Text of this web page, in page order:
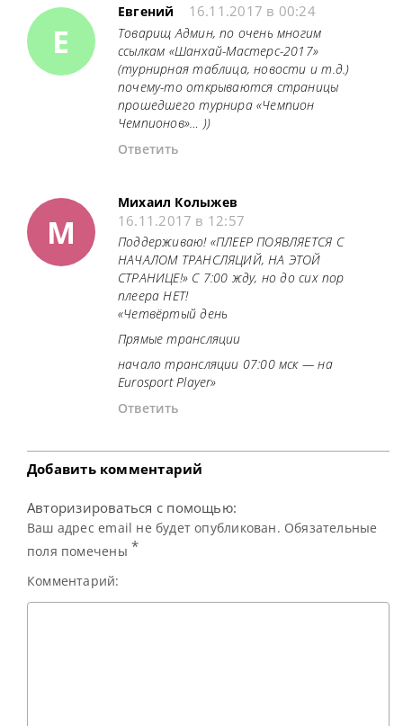
Е
Евгений 16.11.2017 в 00:24
Товарищ Админ, по очень многим
ссылкам «Шанхай-Мастерс-2017»
(турнирная таблица, новости и т.д.)
почему-то открываются страницы
прошедшего турнира «Чемпион
Чемпионов»… ))
Ответить
М
Михаил Колыжев
16.11.2017 в 12:57
Поддерживаю! «ПЛЕЕР ПОЯВЛЯЕТСЯ С
НАЧАЛОМ ТРАНСЛЯЦИЙ, НА ЭТОЙ
СТРАНИЦЕ!» С 7:00 жду, но до сих пор
плеера НЕТ!
«Четвёртый день
Прямые трансляции
начало трансляции 07:00 мск — на
Eurosport Player»
Ответить
Добавить комментарий
Авторизироваться с помощью:
Ваш адрес email не будет опубликован. Обязательные
поля помечены *
Комментарий: